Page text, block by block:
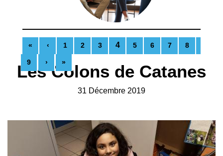
Les Colons de Catanes
31 Décembre 2019
« ‹ 1 2 3 4 5 6 7 8
9 › »